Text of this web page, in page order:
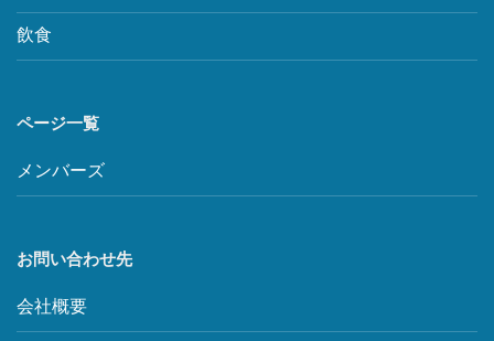
飲食
ページ一覧
メンバーズ
お問い合わせ先
会社概要